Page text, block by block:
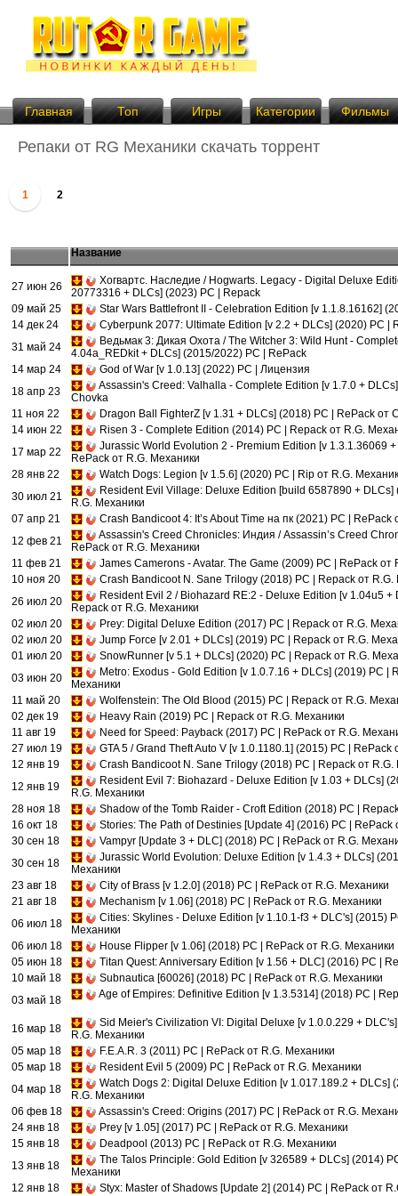
Главная Топ Игры Категории Фильмы
Репаки от RG Механики скачать торрент
1 2
Название
27 июн 26
Хогвартс. Наследие / Hogwarts. Legacy - Digital Deluxe
20773316 + DLCs] (2023) PC | Repack
09 май 25
Star Wars Battlefront II - Celebration Edition [v 1.1.8.16162]
14 дек 24
Cyberpunk 2077: Ultimate Edition [v 2.2 + DLCs] (2020) PC |
31 май 24
Ведьмак 3: Дикая Охота / The Witcher 3: Wild Hunt -
4.04a_REDkit + DLCs] (2015/2022) PC | RePack
14 мар 24
God of War [v 1.0.13] (2022) PC | Лицензия
18 апр 23
Assassin's Creed: Valhalla - Complete Edition [v 1.7.0 +
Chovka
11 ноя 22
Dragon Ball FighterZ [v 1.31 + DLCs] (2018) PC | RePack от
14 июн 22
Risen 3 - Complete Edition (2014) PC | Repack от R.G.
17 мар 22
Jurassic World Evolution 2 - Premium Edition [v 1.3.1.36069
RePack от R.G. Механики
28 янв 22
Watch Dogs: Legion [v 1.5.6] (2020) PC | Rip от R.G.
30 июл 21
Resident Evil Village: Deluxe Edition [build 6587890 + DLCs]
R.G. Механики
07 апр 21
Crash Bandicoot 4: It’s About Time на пк (2021) PC | RePack
12 фев 21
Assassin's Creed Chronicles: Индия / Assassin’s Creed
RePack от R.G. Механики
11 фев 21
James Camerons - Avatar. The Game (2009) PC | RePack от
10 ноя 20
Crash Bandicoot N. Sane Trilogy (2018) PC | Repack от R.G.
26 июл 20
Resident Evil 2 / Biohazard RE:2 - Deluxe Edition [v 1.04u5 +
Repack от R.G. Механики
02 июл 20
Prey: Digital Deluxe Edition (2017) PC | Repack от R.G.
02 июл 20
Jump Force [v 2.01 + DLCs] (2019) PC | Repack от R.G.
01 июл 20
SnowRunner [v 5.1 + DLCs] (2020) PC | Repack от R.G.
03 июн 20
Metro: Exodus - Gold Edition [v 1.0.7.16 + DLCs] (2019) PC |
Механики
11 май 20
Wolfenstein: The Old Blood (2015) PC | Repack от R.G.
02 дек 19
Heavy Rain (2019) PC | Repack от R.G. Механики
11 авг 19
Need for Speed: Payback (2017) PC | RePack от R.G.
27 июл 19
GTA 5 / Grand Theft Auto V [v 1.0.1180.1] (2015) PC | RePack
12 янв 19
Crash Bandicoot N. Sane Trilogy (2018) PC | Repack от R.G.
12 янв 19
Resident Evil 7: Biohazard - Deluxe Edition [v 1.03 + DLCs]
R.G. Механики
28 ноя 18
Shadow of the Tomb Raider - Croft Edition (2018) PC |
16 окт 18
Stories: The Path of Destinies [Update 4] (2016) PC | RePack
30 сен 18
Vampyr [Update 3 + DLC] (2018) PC | RePack от R.G.
30 сен 18
Jurassic World Evolution: Deluxe Edition [v 1.4.3 + DLCs]
Механики
23 авг 18
City of Brass [v 1.2.0] (2018) PC | RePack от R.G. Механики
21 авг 18
Mechanism [v 1.06] (2018) PC | RePack от R.G. Механики
06 июл 18
Cities: Skylines - Deluxe Edition [v 1.10.1-f3 + DLC's] (2015)
Механики
06 июл 18
House Flipper [v 1.06] (2018) PC | RePack от R.G. Механики
05 июн 18
Titan Quest: Anniversary Edition [v 1.56 + DLC] (2016) PC |
10 май 18
Subnautica [60026] (2018) PC | RePack от R.G. Механики
03 май 18
Age of Empires: Definitive Edition [v 1.3.5314] (2018) PC |
16 мар 18
Sid Meier's Civilization VI: Digital Deluxe [v 1.0.0.229 +
R.G. Механики
05 мар 18
F.E.A.R. 3 (2011) PC | RePack от R.G. Механики
05 мар 18
Resident Evil 5 (2009) PC | RePack от R.G. Механики
04 мар 18
Watch Dogs 2: Digital Deluxe Edition [v 1.017.189.2 + DLCs]
R.G. Механики
06 фев 18
Assassin's Creed: Origins (2017) PC | RePack от R.G.
24 янв 18
Prey [v 1.05] (2017) PC | RePack от R.G. Механики
15 янв 18
Deadpool (2013) PC | RePack от R.G. Механики
13 янв 18
The Talos Principle: Gold Edition [v 326589 + DLCs] (2014)
Механики
12 янв 18
Styx: Master of Shadows [Update 2] (2014) PC | RePack от